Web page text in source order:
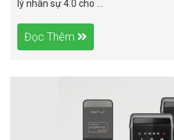
lý nhân sự 4.0 cho ...
Đọc Thêm